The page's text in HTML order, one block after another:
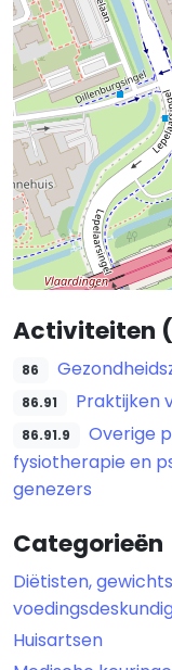
Activiteiten
86
86.91 Praktijken
86.91.9
Overige
fysiotherapie en
genezers
Categorieën
Diëtisten,
Huisartsen